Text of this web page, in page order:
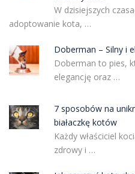
W dzisiejszych
adoptowanie kota, …
Doberman – Silny i
Doberman to pies,
elegancję oraz …
7 sposobów na
białaczkę kotów
Każdy właściciel
zdrowy i …